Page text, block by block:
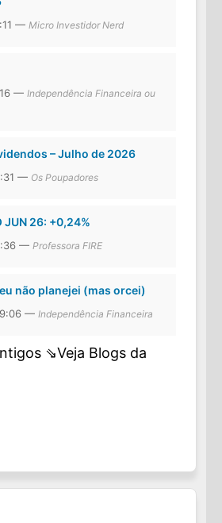
— Micro Investidor Nerd
— Independência Financeira ou
– Julho de 2026
— Os Poupadores
JUN 26: +0,24%
— Professora FIRE
não planejei (mas orcei)
— Independência Financeira
⇘Veja Blogs da